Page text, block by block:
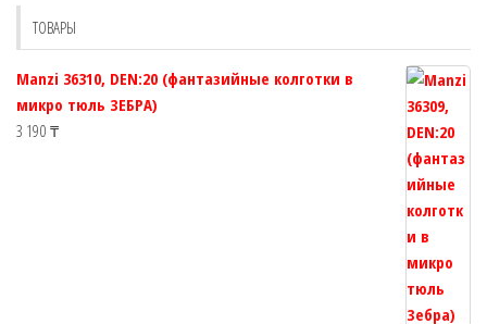
товара.
товара.
ТОВАРЫ
Manzi 36310, DEN:20 (фантазийные колготки в
микро тюль ЗЕБРА)
3 190 ₸